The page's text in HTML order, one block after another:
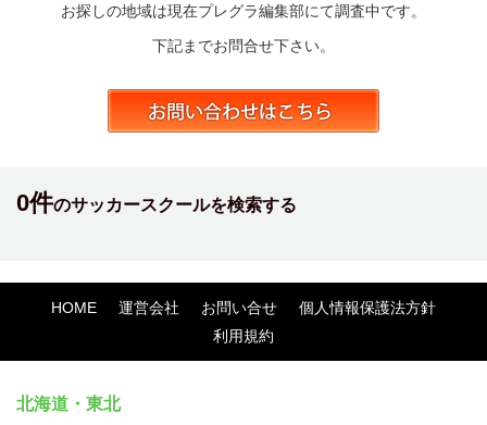
お探しの地域は現在プレグラ編集部にて調査中です。
下記までお問合せ下さい。
0件のサッカースクールを検索する
HOME 運営会社 お問い合せ
個人情報保護法方針
利用規約
北海道・東北